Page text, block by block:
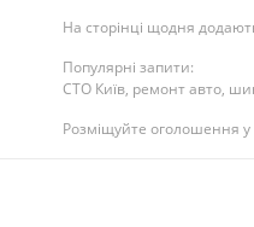
На сторінці щодня
Популярні запити:
СТО Київ, ремонт авто,
Розміщуйте оголошення у